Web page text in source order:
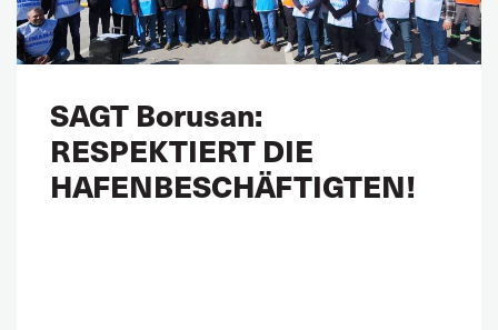
SAGT Borusan:
RESPEKTIERT DIE
HAFENBESCHÄFTIGTEN!